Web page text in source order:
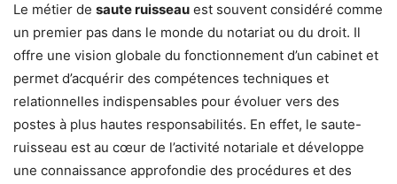
Le métier de saute ruisseau est souvent considéré comme
un premier pas dans le monde du notariat ou du droit. Il
offre une vision globale du fonctionnement d’un cabinet et
permet d’acquérir des compétences techniques et
relationnelles indispensables pour évoluer vers des
postes à plus hautes responsabilités. En effet, le saute-
ruisseau est au cœur de l’activité notariale et développe
une connaissance approfondie des procédures et des